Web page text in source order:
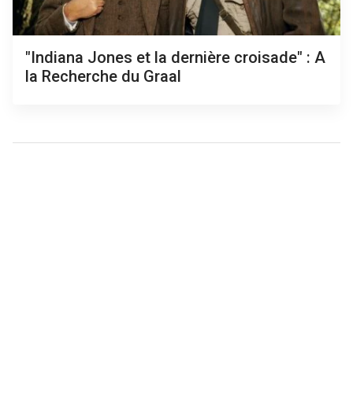
"Indiana Jones et la dernière croisade" : A
la Recherche du Graal